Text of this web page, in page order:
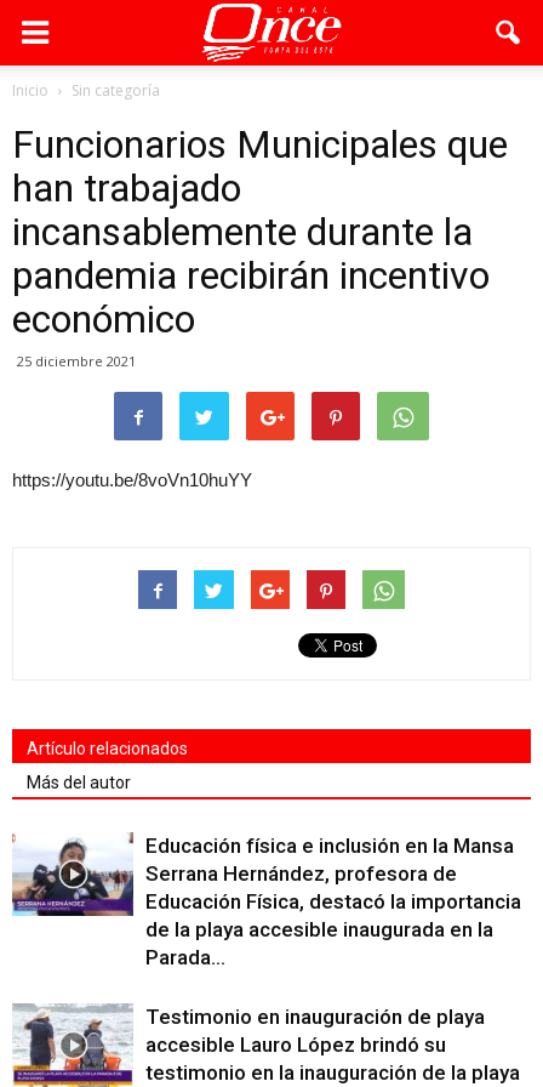
Inicio Sin categoría
Funcionarios Municipales que
han trabajado
incansablemente durante la
pandemia recibirán incentivo
económico
25 diciembre 2021
https://youtu.be/8voVn10huYY
Artículo relacionados
Más del autor
Educación física e inclusión en la Mansa
Serrana Hernández, profesora de
Educación Física, destacó la importancia
de la playa accesible inaugurada en la
Parada...
Testimonio en inauguración de playa
accesible Lauro López brindó su
testimonio en la inauguración de la playa